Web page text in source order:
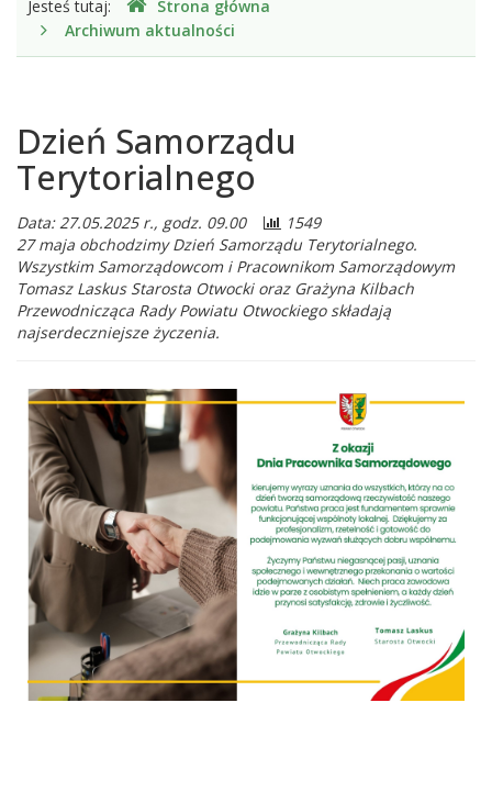
jesteśmy
Jesteś tutaj:
Strona główna
Archiwum aktualności
Dzień Samorządu
Terytorialnego
Data: 27.05.2025 r., godz. 09.00
1549
27 maja obchodzimy Dzień Samorządu Terytorialnego.
Wszystkim Samorządowcom i Pracownikom Samorządowym
Tomasz Laskus Starosta Otwocki oraz Grażyna Kilbach
Przewodnicząca Rady Powiatu Otwockiego składają
najserdeczniejsze życzenia.